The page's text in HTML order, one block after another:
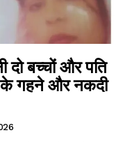
दो बच्चों और पति
के गहने और नकदी